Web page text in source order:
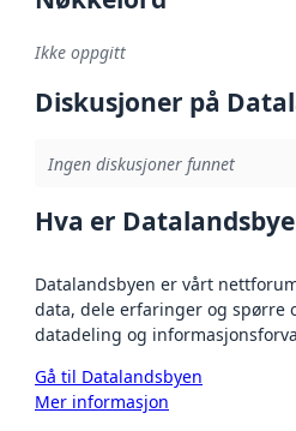
Ikke oppgitt
Diskusjoner på
Ingen diskusjoner funnet
Hva er
Datalandsbyen er vårt
data, dele erfaringer og spørre
datadeling og
Gå til Datalandsbyen
Mer informasjon